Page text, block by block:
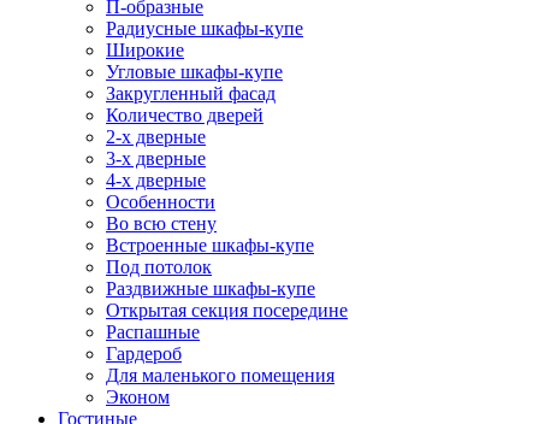
П-образные
Радиусные шкафы-купе
Широкие
Угловые шкафы-купе
Закругленный фасад
Количество дверей
2-х дверные
3-х дверные
4-х дверные
Особенности
Во всю стену
Встроенные шкафы-купе
Под потолок
Раздвижные шкафы-купе
Открытая секция посередине
Распашные
Гардероб
Для маленького помещения
Эконом
Гостиные